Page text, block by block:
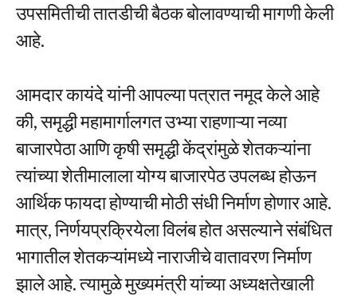
उपसमितीची तातडीची बैठक बोलावण्याची मागणी केली
आहे.
आमदार कायंदे यांनी आपल्या पत्रात नमूद केले आहे
की, समृद्धी महामार्गालगत उभ्या राहणाऱ्या नव्या
बाजारपेठा आणि कृषी समृद्धी केंद्रांमुळे शेतकऱ्यांना
त्यांच्या शेतीमालाला योग्य बाजारपेठ उपलब्ध होऊन
आर्थिक फायदा होण्याची मोठी संधी निर्माण होणार आहे.
मात्र, निर्णयप्रक्रियेला विलंब होत असल्याने संबंधित
भागातील शेतकऱ्यांमध्ये नाराजीचे वातावरण निर्माण
झाले आहे. त्यामुळे मुख्यमंत्री यांच्या अध्यक्षतेखाली